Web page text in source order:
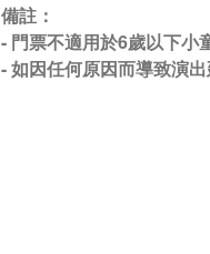
備註：
- 門票不適用於6歲以下小
- 如因任何原因而導致演